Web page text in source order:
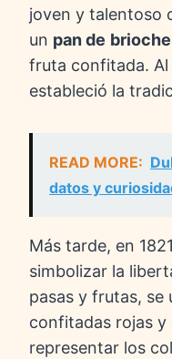
joven y talentoso
un pan de brioche
fruta confitada. Al
estableció la
READ MORE:
datos y
Más tarde, en
simbolizar la
pasas y frutas, se
confitadas rojas
representar los